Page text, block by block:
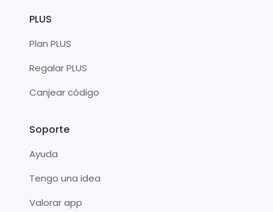
PLUS
Plan PLUS
Regalar PLUS
Canjear código
Soporte
Ayuda
Tengo una idea
Valorar app